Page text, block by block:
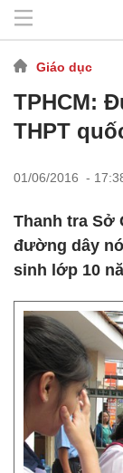
Giáo dục
TPHCM:
THPT
01/06/2016 -
Thanh tra Sở
đường dây
sinh lớp 10